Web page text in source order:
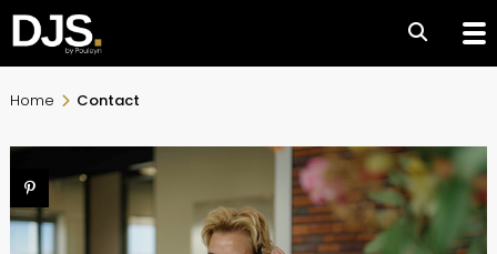
Home Contact